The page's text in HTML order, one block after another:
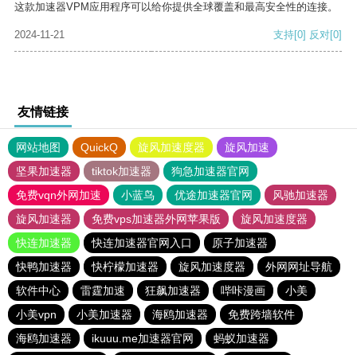
这款加速器VPM应用程序可以给你提供全球覆盖和最高安全性的连接。
2024-11-21 支持[0] 反对[0]
友情链接
网站地图 QuickQ 旋风加速度器
旋风加速
坚果加速器
tiktok加速器
狗急加速器官网
免费vqn外网加速
小蓝鸟 优途加速器官网
风驰加速器
旋风加速器
免费vps加速器外网苹果版
旋风加速度器
快连加速器
快连加速器官网入口
原子加速器
快鸭加速器
快柠檬加速器 旋风加速度器
外网网址导航
软件中心
雷霆加速 狂飙加速器 哔咔漫画
小美
小美vpn
小美加速器 海鸥加速器
免费跨墙软件
海鸥加速器
ikuuu.me加速器官网 蚂蚁加速器